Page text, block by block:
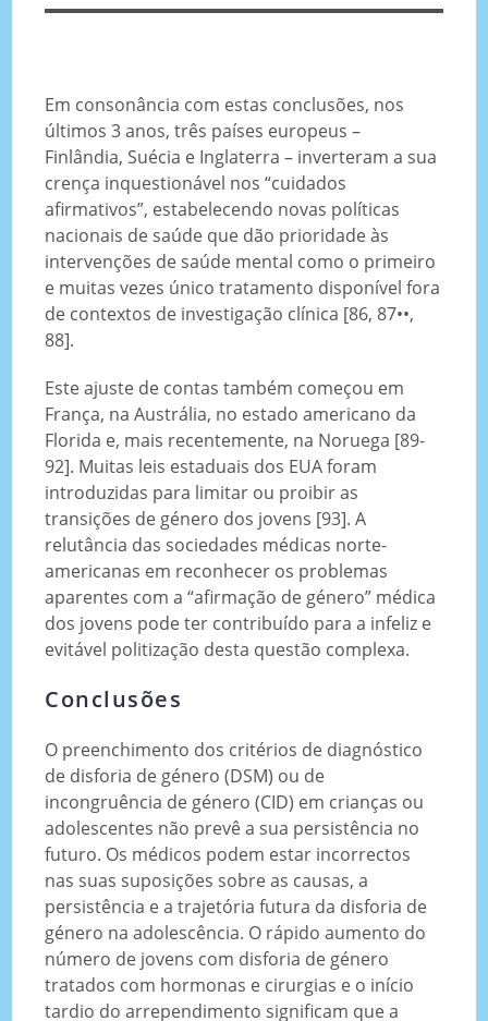
Em consonância com estas conclusões, nos
últimos 3 anos, três países europeus –
Finlândia, Suécia e Inglaterra – inverteram a sua
crença inquestionável nos “cuidados
afirmativos”, estabelecendo novas políticas
nacionais de saúde que dão prioridade às
intervenções de saúde mental como o primeiro
e muitas vezes único tratamento disponível fora
de contextos de investigação clínica [86, 87••,
88].
Este ajuste de contas também começou em
França, na Austrália, no estado americano da
Florida e, mais recentemente, na Noruega [89-
92]. Muitas leis estaduais dos EUA foram
introduzidas para limitar ou proibir as
transições de género dos jovens [93]. A
relutância das sociedades médicas norte-
americanas em reconhecer os problemas
aparentes com a “afirmação de género” médica
dos jovens pode ter contribuído para a infeliz e
evitável politização desta questão complexa.
Conclusões
O preenchimento dos critérios de diagnóstico
de disforia de género (DSM) ou de
incongruência de género (CID) em crianças ou
adolescentes não prevê a sua persistência no
futuro. Os médicos podem estar incorrectos
nas suas suposições sobre as causas, a
persistência e a trajetória futura da disforia de
género na adolescência. O rápido aumento do
número de jovens com disforia de género
tratados com hormonas e cirurgias e o início
tardio do arrependimento significam que a